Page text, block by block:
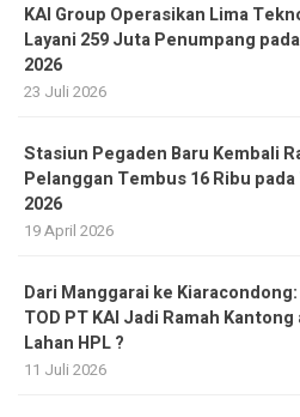
KAI Group Operasikan Lima
Layani 259 Juta Penumpang
2026
23 Juli 2026
Stasiun Pegaden Baru Kembali
Pelanggan Tembus 16 Ribu pada
2026
19 April 2026
Dari Manggarai ke Kiaracondong:
TOD PT KAI Jadi Ramah
Lahan HPL ?
11 Juli 2026